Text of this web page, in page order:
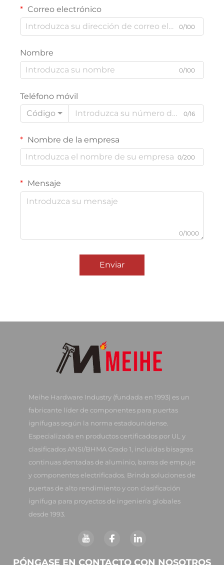
Correo electrónico
0/100
Nombre
0/100
Teléfono móvil
Código
0/16
Nombre de la empresa
0/200
Mensaje
0/1000
Enviar
Meihe Hardware Industry (fundada en 1993) es un
fabricante líder de componentes para puertas
ignífugas según la norma estadounidense.
Especializada en productos certificados por UL y
clasificados ANSI/BHMA Grado 1, incluidas bisagras
continuas dentadas de aluminio, barras de empuje
y componentes electrificados. Brinda soluciones de
puertas de alto rendimiento y con clasificación
ignífuga para proyectos de ingeniería globales
desde 1993.
PÓNGASE EN CONTACTO CON NOSOTROS